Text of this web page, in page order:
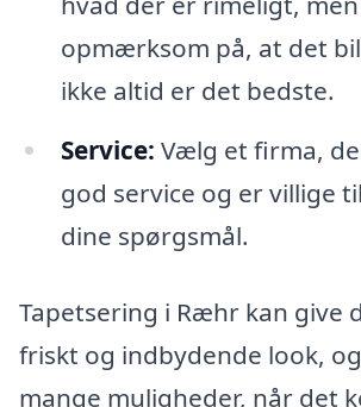
opmærksom på, at det
ikke altid er det bedste.
Service: Vælg et firma,
god service og er villige
dine spørgsmål.
Tapetsering i Ræhr kan give
friskt og indbydende look,
mange muligheder, når det